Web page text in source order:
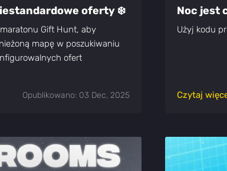
oferty ❄️
Gift Hunt, aby
mapę w poszukiwaniu
ofert
Opublikowano: 03 Dec, 2025
Noc jest
Użyj kodu
Czytaj